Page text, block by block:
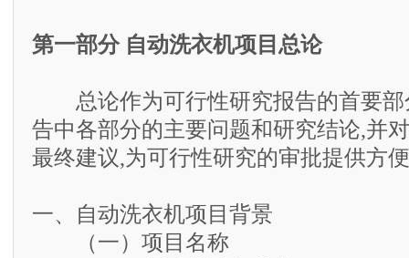
第一部分 自动洗衣机项目总论
总论作为可行性研究报告的首要部
告中各部分的主要问题和研究结论,并
最终建议,为可行性研究的审批提供方
一、自动洗衣机项目背景
（一）项目名称